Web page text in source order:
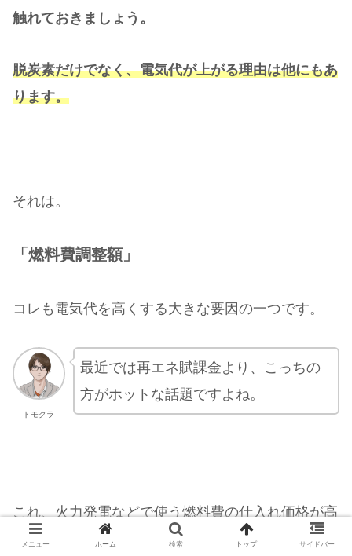
触れておきましょう。
脱炭素だけでなく、電気代が上がる理由は他にもあ
ります。
それは。
「燃料費調整額」
コレも電気代を高くする大きな要因の一つです。
トモクラ
最近では再エネ賦課金より、こっちの
方がホットな話題ですよね。
これ、火力発電などで使う燃料費の仕入れ価格が高
くなると上がるんですけど。
メニュー ホーム 検索 トップ サイドバー